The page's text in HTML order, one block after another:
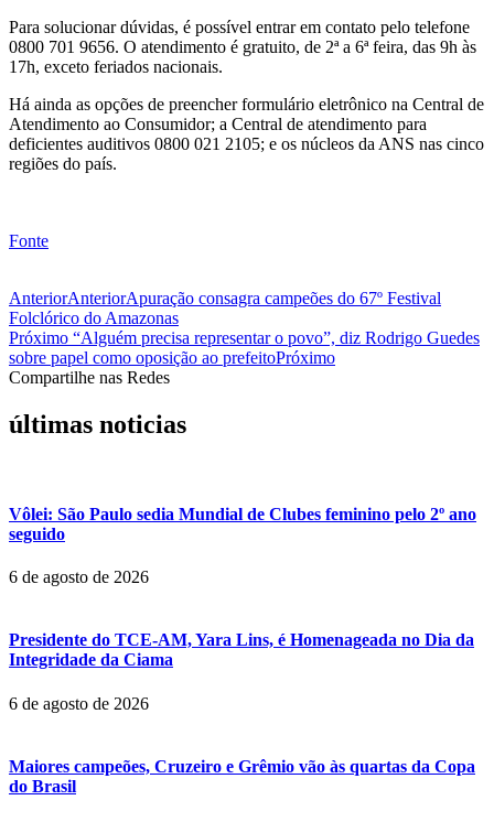
Para solucionar dúvidas, é possível entrar em contato pelo telefone
0800 701 9656. O atendimento é gratuito, de 2ª a 6ª feira, das 9h às
17h, exceto feriados nacionais.
Há ainda as opções de preencher formulário eletrônico na Central de
Atendimento ao Consumidor; a Central de atendimento para
deficientes auditivos 0800 021 2105; e os núcleos da ANS nas cinco
regiões do país.
Fonte
AnteriorAnteriorApuração consagra campeões do 67º Festival
Folclórico do Amazonas
Próximo “Alguém precisa representar o povo”, diz Rodrigo Guedes
sobre papel como oposição ao prefeitoPróximo
Compartilhe nas Redes
últimas noticias
Vôlei: São Paulo sedia Mundial de Clubes feminino pelo 2º ano
seguido
6 de agosto de 2026
Presidente do TCE-AM, Yara Lins, é Homenageada no Dia da
Integridade da Ciama
6 de agosto de 2026
Maiores campeões, Cruzeiro e Grêmio vão às quartas da Copa
do Brasil